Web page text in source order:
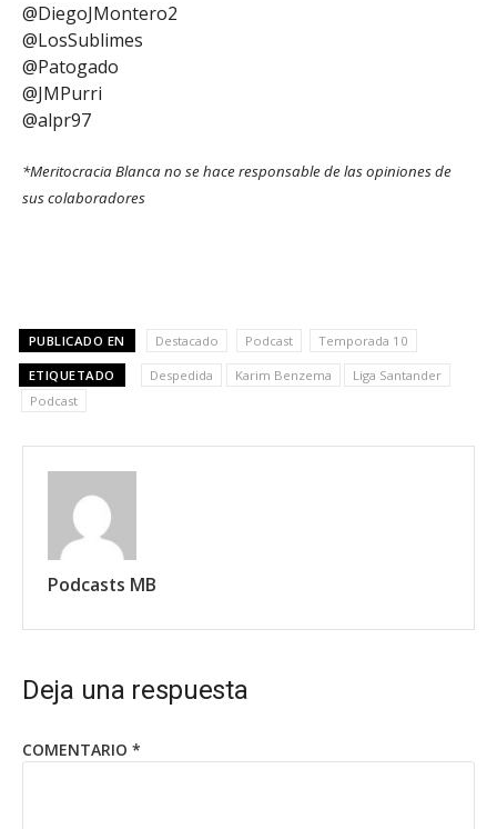
@DiegoJMontero2
@LosSublimes
@Patogado
@JMPurri
@alpr97
*Meritocracia Blanca no se hace responsable de las opiniones de
sus colaboradores
PUBLICADO EN Destacado Podcast Temporada 10
ETIQUETADO Despedida Karim Benzema
Liga Santander
Podcast
Podcasts MB
Deja una respuesta
COMENTARIO *